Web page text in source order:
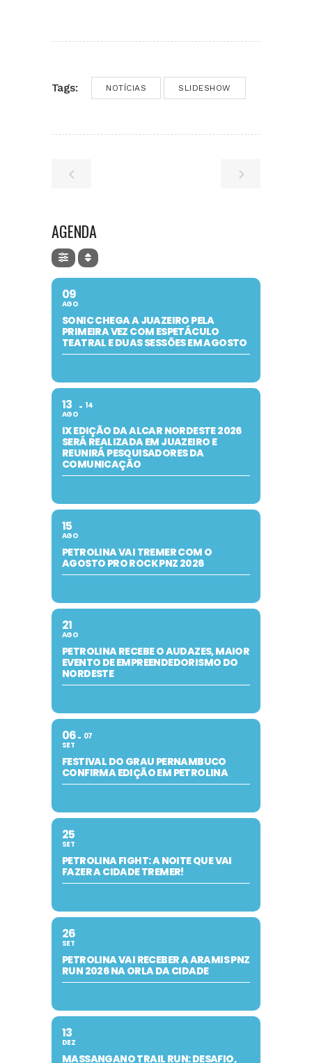
Tags: NOTÍCIAS SLIDESHOW
AGENDA
09
AGO
SONIC CHEGA A JUAZEIRO PELA
PRIMEIRA VEZ COM ESPETÁCULO
TEATRAL E DUAS SESSÕES EM AGOSTO
13
AGO
14
IX EDIÇÃO DA ALCAR NORDESTE 2026
SERÁ REALIZADA EM JUAZEIRO E
REUNIRÁ PESQUISADORES DA
COMUNICAÇÃO
15
AGO
PETROLINA VAI TREMER COM O
AGOSTO PRO ROCK PNZ 2026
21
AGO
PETROLINA RECEBE O AUDAZES, MAIOR
EVENTO DE EMPREENDEDORISMO DO
NORDESTE
06
SET
07
FESTIVAL DO GRAU PERNAMBUCO
CONFIRMA EDIÇÃO EM PETROLINA
25
SET
PETROLINA FIGHT: A NOITE QUE VAI
FAZER A CIDADE TREMER!
26
SET
PETROLINA VAI RECEBER A ARAMIS PNZ
RUN 2026 NA ORLA DA CIDADE
13
DEZ
MASSANGANO TRAIL RUN: DESAFIO,